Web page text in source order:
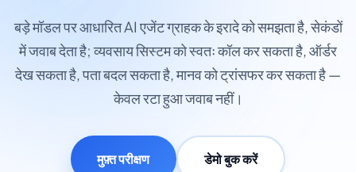
बड़े मॉडल पर आधारित AI एजेंट ग्राहक के इरादे को समझता है, सेकंडों
में जवाब देता है; व्यवसाय सिस्टम को स्वतः कॉल कर सकता है, ऑर्डर
देख सकता है, पता बदल सकता है, मानव को ट्रांसफर कर सकता है —
केवल रटा हुआ जवाब नहीं।
मुफ़्त परीक्षण डेमो बुक करें